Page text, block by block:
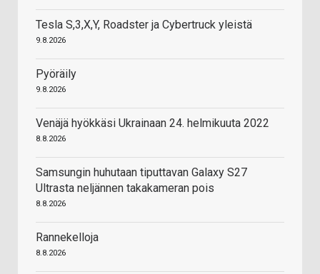
Tesla S,3,X,Y, Roadster ja Cybertruck yleistä
9.8.2026
Pyöräily
9.8.2026
Venäjä hyökkäsi Ukrainaan 24. helmikuuta 2022
8.8.2026
Samsungin huhutaan tiputtavan Galaxy S27
Ultrasta neljännen takakameran pois
8.8.2026
Rannekelloja
8.8.2026